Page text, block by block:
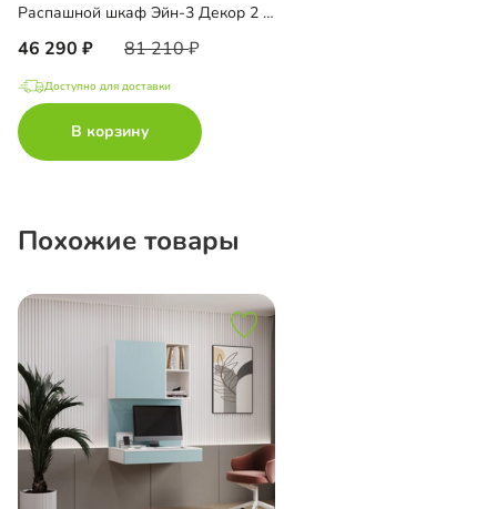
Распашной шкаф Эйн-3 Декор 2 с зеркалом
46 290 81 210
Доступно для доставки
В корзину
Похожие товары